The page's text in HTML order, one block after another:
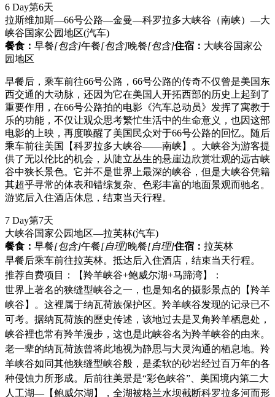
6 Day第6天
拉斯维加斯—66号公路—金曼—科罗拉多大峡谷（南峡）—大
峡谷国家公园地区(汽车)
餐食： 早餐[包含]午餐[包含]晚餐[包含]住宿： 大峡谷国家公
园地区
早餐后，乘车前往66号公路，66号公路的传奇不仅曾是美国东
西交通的大动脉，还因为它在美国人开拓西部的历史上起到了
重要作用，在66号公路拍的电影《汽车总动员》发挥了寓教于
乐的功能，不仅让观众思考繁忙生活中的生命意义，也因这部
电影的上映，再度唤醒了美国民众对于66号公路的回忆。随后
乘车前往美国【科罗拉多大峡谷——南峡】。大峡谷为游客提
供了无以伦比的机会，从陡立丛生的悬崖边欣赏壮观的远古峡
谷中狭长景色。它并不是世界上最深的峡谷，但是大峡谷凭籍
其超乎寻常的体表和错综复杂、色彩丰富的地面景观而驰名。
游览后入住酒店休息，结束当天行程。
7 Day第7天
大峡谷国家公园地区—拉芙林(汽车)
餐食： 早餐[包含]午餐[自理]晚餐[自理]住宿： 拉芙林
早餐后乘车前往拉芙林。抵达后入住酒店，结束当天行程。
推荐自费项目：【羚羊峡谷+鲍威尔湖+马蹄湾】：
世界上著名的狭缝型峡谷之一，也是知名的摄影景点的【羚羊
峡谷】。这裡属于纳瓦荷族保护区。羚羊峡谷发现的记录已不
可考。据纳瓦荷族的歷史传述，该地过去是叉角羚羊栖息处，
峡谷裡也常有羚羊漫步，这也是此峡谷名为羚羊峡谷的由来。
老一辈的纳瓦荷族曾将此地视为静思与大灵沟通的栖息地。羚
羊峡谷如同其他狭缝型峡谷般，是柔软的砂岩经过百万年的各
种侵蚀力所形成。后前往美景是“彩色峡谷”、美国境内第二大
人工湖—【鲍威尔湖】，全湖被格兰水坝截断科罗拉多河而形